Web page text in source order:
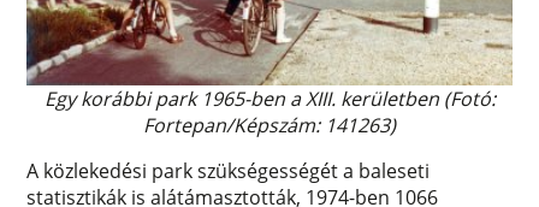
Egy korábbi park 1965-ben a XIII. kerületben (Fotó:
Fortepan/Képszám: 141263)
A közlekedési park szükségességét a baleseti
statisztikák is alátámasztották, 1974-ben 1066